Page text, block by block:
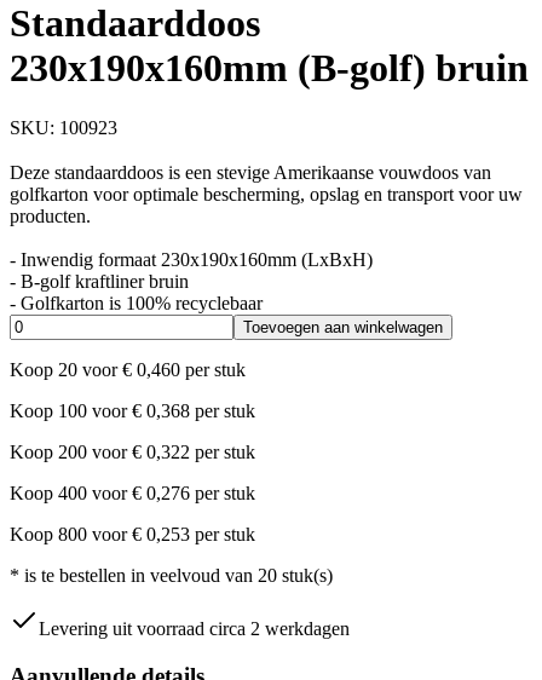
Standaarddoos
230x190x160mm (B-golf) bruin
SKU: 100923
Deze standaarddoos is een stevige Amerikaanse vouwdoos van
golfkarton voor optimale bescherming, opslag en transport voor uw
producten.
- Inwendig formaat 230x190x160mm (LxBxH)
- B-golf kraftliner bruin
- Golfkarton is 100% recyclebaar
Toevoegen aan winkelwagen
Koop 20 voor € 0,460 per stuk
Koop 100 voor € 0,368 per stuk
Koop 200 voor € 0,322 per stuk
Koop 400 voor € 0,276 per stuk
Koop 800 voor € 0,253 per stuk
* is te bestellen in veelvoud van 20 stuk(s)
Levering uit voorraad circa 2 werkdagen